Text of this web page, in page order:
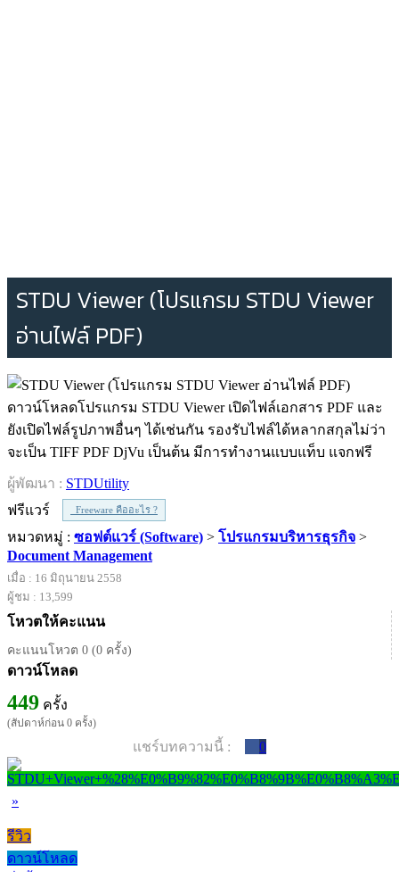
STDU Viewer (โปรแกรม STDU Viewer
อ่านไฟล์ PDF)
ดาวน์โหลดโปรแกรม STDU Viewer เปิดไฟล์เอกสาร PDF และ
ยังเปิดไฟล์รูปภาพอื่นๆ ได้เช่นกัน รองรับไฟล์ได้หลากสกุลไม่ว่า
จะเป็น TIFF PDF DjVu เป็นต้น มีการทำงานแบบแท็บ แจกฟรี
ผู้พัฒนา : STDUtility
ฟรีแวร์
Freeware คืออะไร ?
หมวดหมู่ : ซอฟต์แวร์ (Software) > โปรแกรมบริหารธุรกิจ >
Document Management
เมื่อ : 16 มิถุนายน 2558
ผู้ชม : 13,599
โหวตให้คะแนน
คะแนนโหวต 0 (0 ครั้ง)
ดาวน์โหลด
449 ครั้ง
(สัปดาห์ก่อน 0 ครั้ง)
แชร์บทความนี้ : 0
»
รีวิว
ดาวน์โหลด